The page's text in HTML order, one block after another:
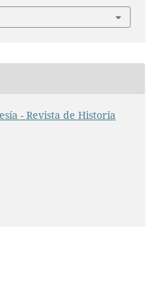
- Revista de Historia